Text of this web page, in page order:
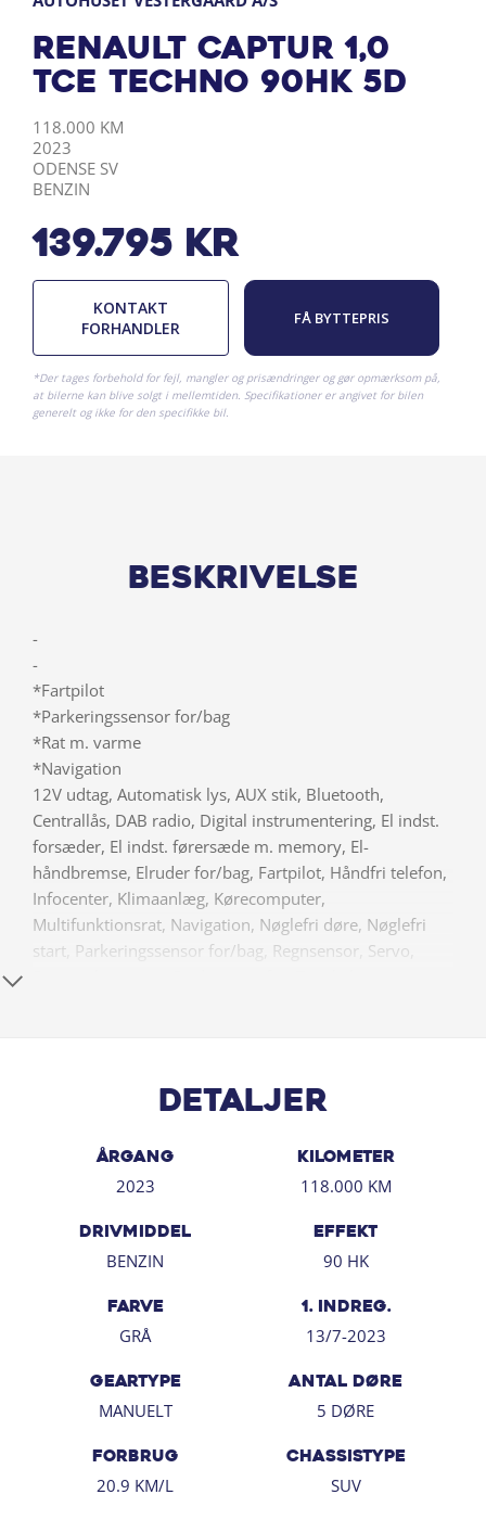
Renault Captur 1,0
TCE Techno 90HK 5d
KILOMETER
118.000 KM
ÅRGANG
2023
BY
ODENSE SV
DRIVMIDDEL
BENZIN
139.795 kr
KONTAKT
FORHANDLER
FÅ BYTTEPRIS
*Der tages forbehold for fejl, mangler og prisændringer og gør opmærksom på,
at bilerne kan blive solgt i mellemtiden. Specifikationer er angivet for bilen
generelt og ikke for den specifikke bil.
Beskrivelse
-
-
*Fartpilot
*Parkeringssensor for/bag
*Rat m. varme
*Navigation
12V udtag, Automatisk lys, AUX stik, Bluetooth,
Centrallås, DAB radio, Digital instrumentering, El indst.
forsæder, El indst. førersæde m. memory, El-
håndbremse, Elruder for/bag, Fartpilot, Håndfri telefon,
Infocenter, Klimaanlæg, Kørecomputer,
Multifunktionsrat, Navigation, Nøglefri døre, Nøglefri
start, Parkeringssensor for/bag, Regnsensor, Servo,
Splitbagsæde, Stofindtræk, ABS, Airbag, Antispin, Auto
Selealarm, Skiltegenkendelse, Metallak, Mørktonede
ruder bag, Rat m. varme, Vejbaneassistent, El-foldbare
18" Alufælge, Fuld LED forlygter
Detaljer
ÅRGANG
2023
KILOMETER
118.000 KM
DRIVMIDDEL
BENZIN
EFFEKT
90 HK
FARVE
GRÅ
1. INDREG.
13/7-2023
GEARTYPE
MANUELT
ANTAL DØRE
5 DØRE
FORBRUG
20.9 KM/L
CHASSISTYPE
SUV